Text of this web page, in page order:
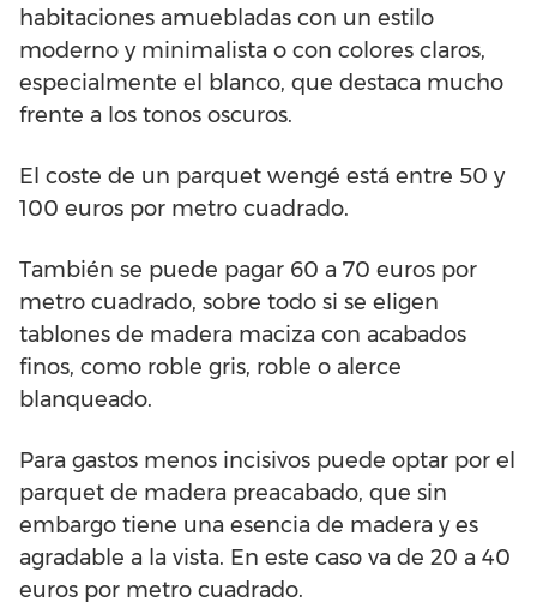
habitaciones amuebladas con un estilo
moderno y minimalista o con colores claros,
especialmente el blanco, que destaca mucho
frente a los tonos oscuros.
El coste de un parquet wengé está entre 50 y
100 euros por metro cuadrado.
También se puede pagar 60 a 70 euros por
metro cuadrado, sobre todo si se eligen
tablones de madera maciza con acabados
finos, como roble gris, roble o alerce
blanqueado.
Para gastos menos incisivos puede optar por el
parquet de madera preacabado, que sin
embargo tiene una esencia de madera y es
agradable a la vista. En este caso va de 20 a 40
euros por metro cuadrado.